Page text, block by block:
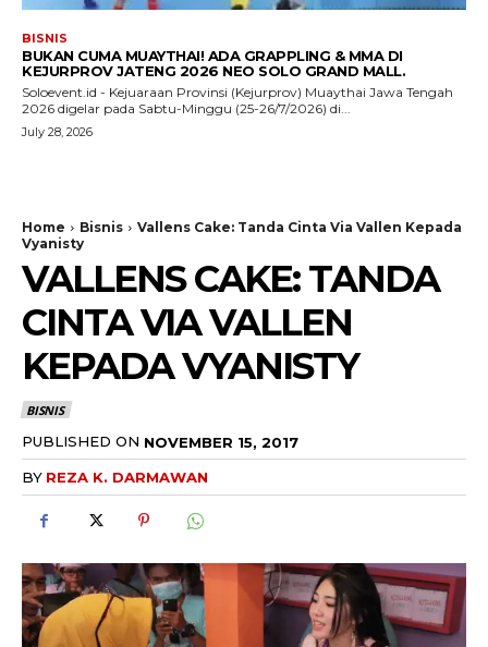
BISNIS
BUKAN CUMA MUAYTHAI! ADA GRAPPLING & MMA DI
KEJURPROV JATENG 2026 NEO SOLO GRAND MALL.
Soloevent.id - Kejuaraan Provinsi (Kejurprov) Muaythai Jawa Tengah
2026 digelar pada Sabtu-Minggu (25-26/7/2026) di...
July 28, 2026